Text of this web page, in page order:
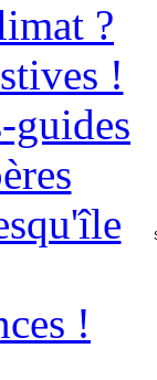
?
!
guides
!